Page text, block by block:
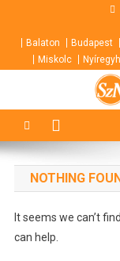
contentBalaton Budapest
Miskolc
NOTHING
It seems we can’t
can help.